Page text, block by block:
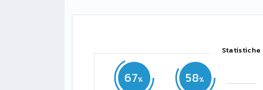
Statistiche
67 58